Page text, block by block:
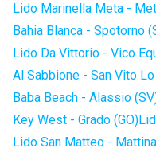
Lido Marinella Meta -
Bahia Blanca - Spotorno
Lido Da Vittorio - Vico
Al Sabbione - San Vito
Baba Beach - Alassio
Key West - Grado (GO)
Lido San Matteo -